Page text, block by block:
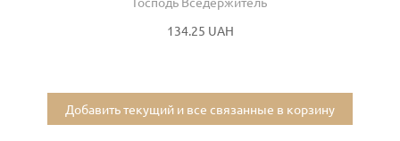
134.25 UAH
Добавить текущий и все связанные в корзину